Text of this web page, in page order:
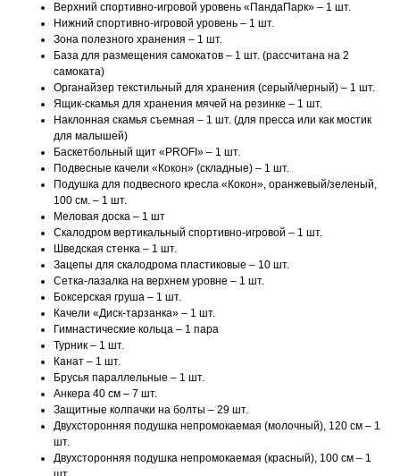
Верхний спортивно-игровой уровень «ПандаПарк» – 1 шт.
Нижний спортивно-игровой уровень – 1 шт.
Зона полезного хранения – 1 шт.
База для размещения самокатов – 1 шт. (рассчитана на 2
самоката)
Органайзер текстильный для хранения (серый/черный) – 1 шт.
Ящик-скамья для хранения мячей на резинке – 1 шт.
Наклонная скамья съемная – 1 шт. (для пресса или как мостик
для малышей)
Баскетбольный щит «PROFI» – 1 шт.
Подвесные качели «Кокон» (складные) – 1 шт.
Подушка для подвесного кресла «Кокон», оранжевый/зеленый,
100 см. – 1 шт.
Меловая доска – 1 шт
Скалодром вертикальный спортивно-игровой – 1 шт.
Шведская стенка – 1 шт.
Зацепы для скалодрома пластиковые – 10 шт.
Сетка-лазалка на верхнем уровне – 1 шт.
Боксерская груша – 1 шт.
Качели «Диск-тарзанка» – 1 шт.
Гимнастические кольца – 1 пара
Турник – 1 шт.
Канат – 1 шт.
Брусья параллельные – 1 шт.
Анкера 40 см – 7 шт.
Защитные колпачки на болты – 29 шт.
Двухсторонняя подушка непромокаемая (молочный), 120 см – 1
шт.
Двухсторонняя подушка непромокаемая (красный), 100 см – 1